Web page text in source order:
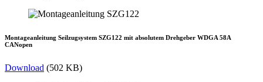
Montageanleitung Seilzugsystem SZG122 mit absolutem Drehgeber WDGA 58A
CANopen
Download (502 KB)